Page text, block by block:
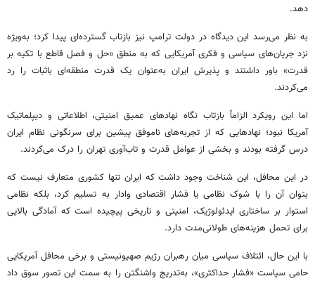
دهد.
به نظر می‌رسد این دیدگاه در دولت ترامپ نیز بازتاب گسترده‌ای پیدا کرد؛ به‌ویژه
نزد جریان‌های سیاسی و فکری آمریکایی که به منطق «حل و فصل قاطع با تکیه بر
قدرت» باور داشتند و پذیرش ایران به‌عنوان یک قدرت منطقه‌ای باثبات را رد
می‌کردند.
اما این رویکرد الزاماً بازتاب نگاه نهادهای عمیق امنیتی، اطلاعاتی و دیپلماتیک
آمریکا نبود؛ نهادهایی که از تجربه‌های ناموفق پیشین برای سرنگونی نظام ایران
درس گرفته بودند و بخشی از عوامل قدرت و تاب‌آوری تهران را درک می‌کردند.
در این محافل، این شناخت وجود داشت که ایران تنها کشوری متعارف نیست که
بتوان آن را با شوک نظامی یا فشار اقتصادی وادار به تسلیم کرد، بلکه نظامی
استوار بر ساختاری ایدئولوژیک، امنیتی و تاریخی پیچیده است که آمادگی بالایی
برای تحمل هزینه‌های طولانی‌مدت دارد.
با این حال، ائتلاف سیاسی میان رهبران رژیم صهیونیستی و برخی محافل آمریکایی
حامی سیاست «فشار حداکثری»، به‌تدریج واشنگتن را به سمت این تصور سوق داد